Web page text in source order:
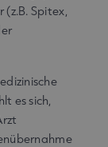
Spitex,
es sich,